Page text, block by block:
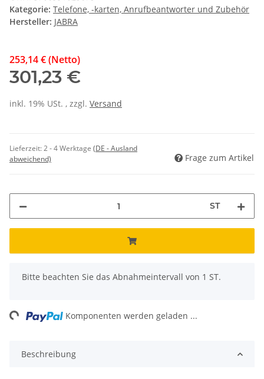
Kategorie: Telefone, -karten, Anrufbeantworter und Zubehör
Hersteller: JABRA
253,14 € (Netto)
301,23 €
inkl. 19% USt. , zzgl. Versand
Lieferzeit:2 - 4 Werktage (DE - Ausland
abweichend)
Frage zum Artikel
ST
x
Bitte beachten Sie das Abnahmeintervall von 1 ST.
Komponenten werden geladen ...
Beschreibung